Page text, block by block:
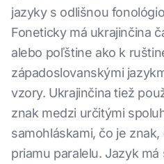
jazyky s odlišnou
Foneticky má ukrajinčina
alebo poľštine ako k
západoslovanskými
vzory. Ukrajinčina tiež
znak medzi určitými
samohláskami, čo je
priamu paralelu. Jazyk